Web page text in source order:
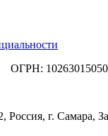
г. Самара,